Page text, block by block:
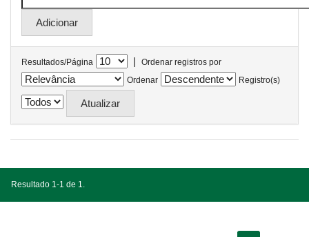
Resultados/Página |
Ordenar registros por
Ordenar
Registro(s)
Resultado 1-1 de 1.